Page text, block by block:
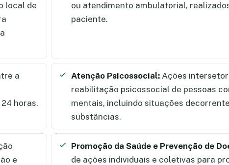
local de
ou atendimento ambulatorial,
paciente.
a
horas.
Atenção Psicossocial: Ações
reabilitação psicossocial de pessoas
mentais, incluindo situações
substâncias.
e
Promoção da Saúde e Prevenção de
de ações individuais e coletivas para